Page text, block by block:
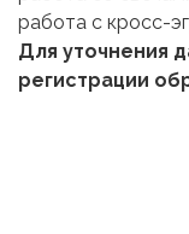
работа с кросс-
Для уточнения
регистрации